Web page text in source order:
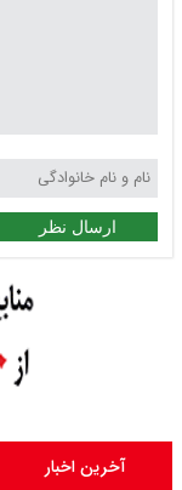
ارسال نظر
آخرین اخبار